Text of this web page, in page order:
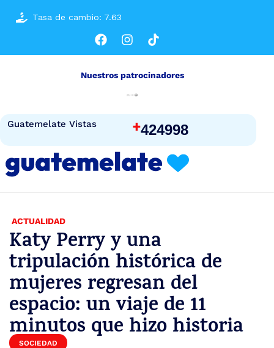
Tasa de cambio: 7.63
Guatemelate Vistas +424998
Nuestros patrocinadores
ACTUALIDAD
Katy Perry y una
tripulación histórica de
mujeres regresan del
espacio: un viaje de 11
minutos que hizo historia
SOCIEDAD